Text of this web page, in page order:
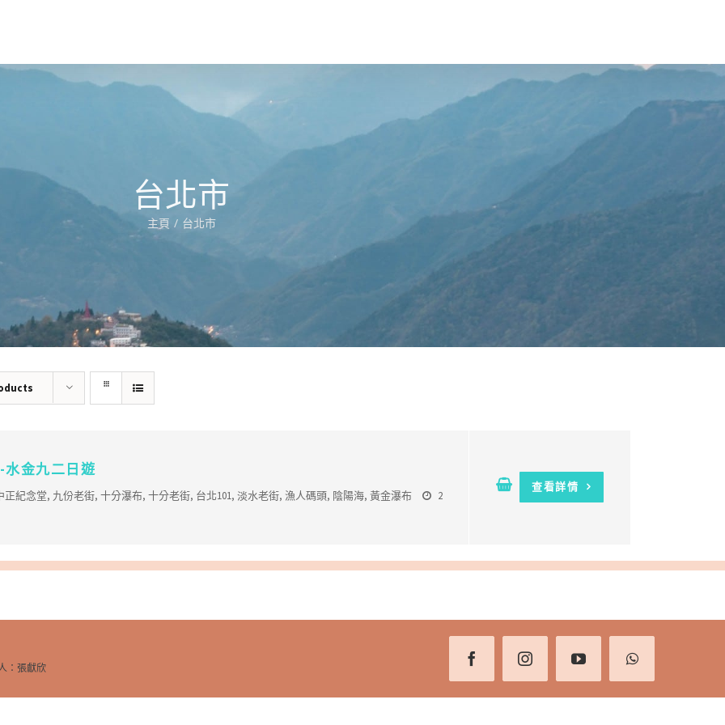
台北市
主頁 台北市
水金九二日遊
正紀念堂, 九份老街, 十分瀑布, 十分老街, 台北101, 淡水老街, 漁人碼頭, 陰陽海, 黃金瀑布
2
查看詳情
：張獻欣
FacebookInstagramYouTubeWhatsApp